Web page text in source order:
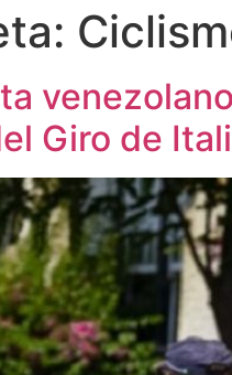
Giro de